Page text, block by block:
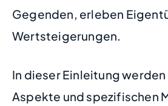
Gegenden, erleben
Wertsteigerungen.
In dieser Einleitung
Aspekte und spezifischen